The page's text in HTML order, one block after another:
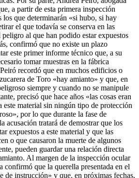
a partir de esta primera inspección
los que determinarán «si hubo, si hay
el que todavía se conserva en las
al que han podido estar expuestos
confirmó que no existe un plazo
este primer informe técnico que, a su
tomar muestras en la fábrica
recordó que en muchos edificios o
de Toro «hay amianto» y que, en
siempre y cuando no se manipule
precisó que hace años «las cosas eran
este material sin ningún tipo de protección
por lo que durante la fase de
acusación tratará de demostrar que los
expuestos a este material y que las
o que causaron la muerte de algunos
pueden guardar una relación directa
Al margen de la inspección ocular
confirmó que la querella presentada en el
de instrucción» y que, en próximas fechas,